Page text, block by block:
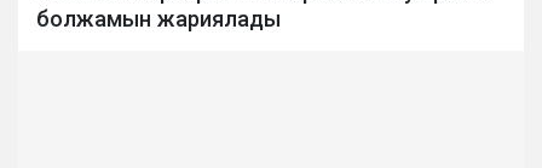
болжамын жариялады